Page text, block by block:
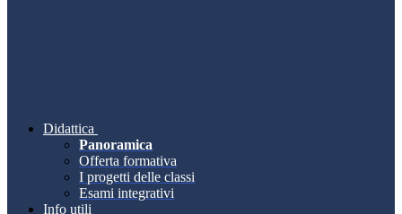
Didattica
Panoramica
Offerta formativa
I progetti delle classi
Esami integrativi
Info utili